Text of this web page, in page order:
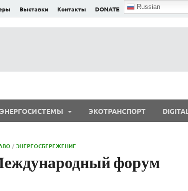
Выставки Контакты DONATE Russian
ЭНЕРГОСИСТЕМЫ ЭКОТРАНСПОРТ DIGITAL
/ЭНЕРГОСБЕРЕЖЕНИЕ
форум